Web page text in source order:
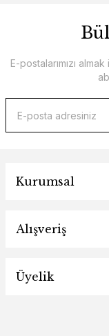
E-postalarımızı
Kurumsal
Alışveriş
Üyelik